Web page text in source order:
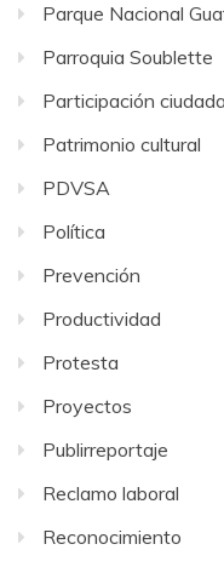
Parque Nacional
Parroquia Soublette
Participación
Patrimonio cultural
PDVSA
Política
Prevención
Productividad
Protesta
Proyectos
Publirreportaje
Reclamo laboral
Reconocimiento